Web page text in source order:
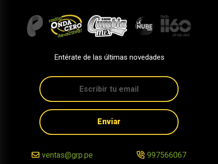
Entérate de las últimas novedades
Enviar
ventas@grp.pe 997566067